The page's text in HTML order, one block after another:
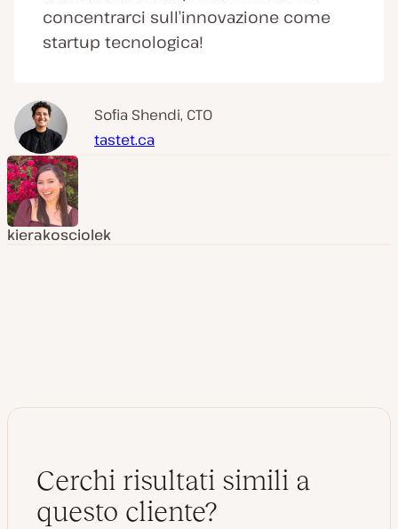
concentrarci sull’innovazione come
startup tecnologica!
Sofia Shendi, CTO
tastet.ca
kierakosciolek
Cerchi risultati simili a
questo cliente?